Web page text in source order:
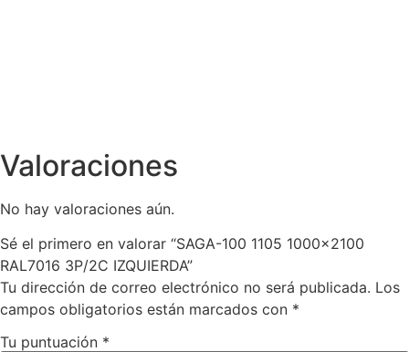
Valoraciones
No hay valoraciones aún.
Sé el primero en valorar “SAGA-100 1105 1000×2100
RAL7016 3P/2C IZQUIERDA”
Tu dirección de correo electrónico no será publicada. Los
campos obligatorios están marcados con *
Tu puntuación *